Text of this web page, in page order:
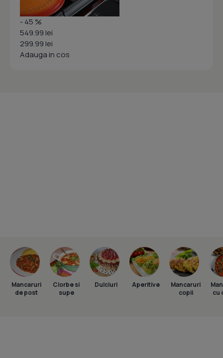
- 45 %
549.99 lei
299.99 lei
Adauga in cos
Mancaruri
de post
Ciorbe si
supe
Dulciuri Aperitive
Mancaruri
copii
cu